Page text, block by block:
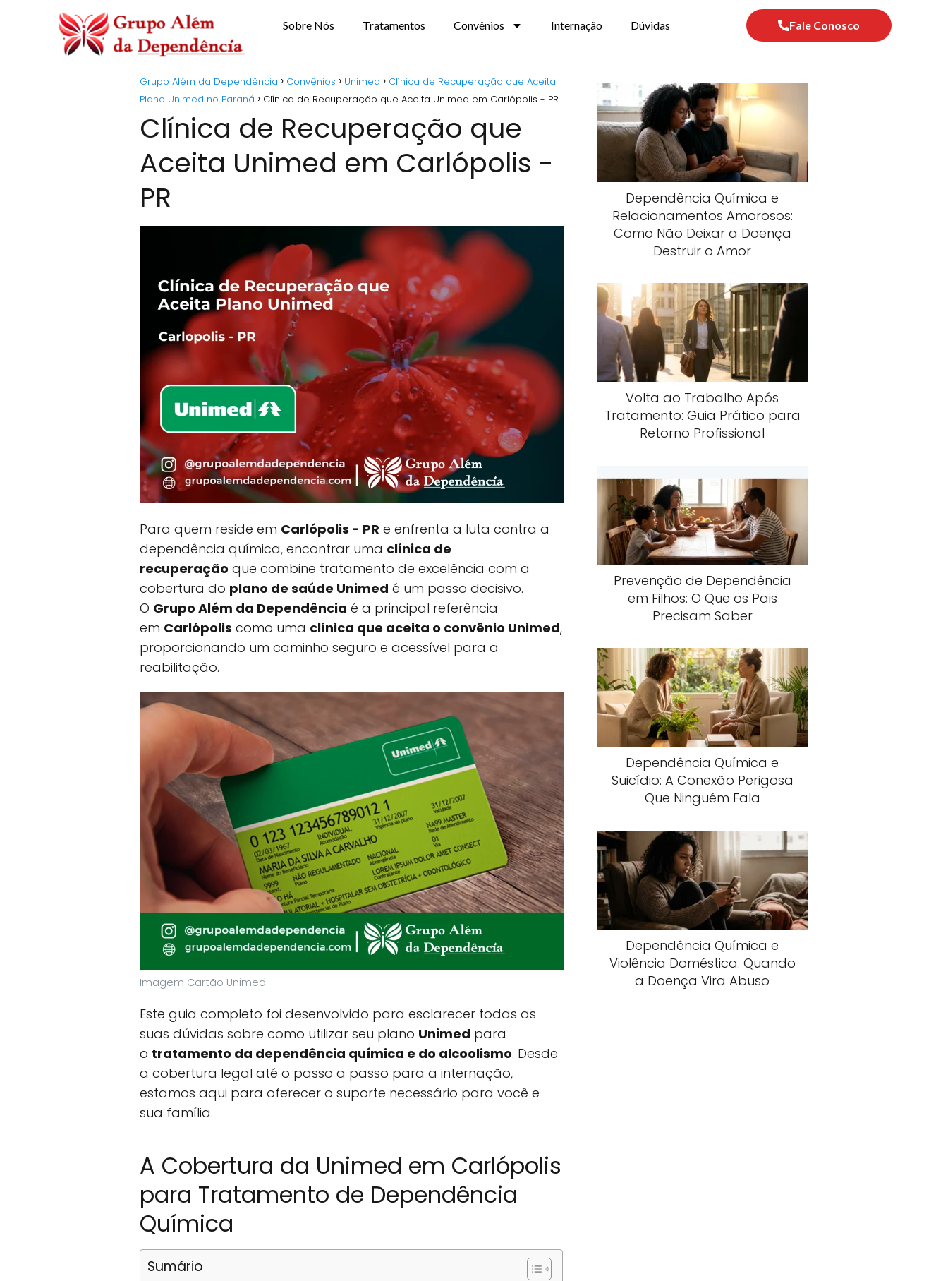
Sobre Nós Tratamentos Convênios Internação Dúvidas Fale Conosco
Grupo Além da Dependência Convênios Unimed
Clínica de Recuperação que Aceita
Plano Unimed no Paraná
Clínica de Recuperação que Aceita Unimed em Carlópolis - PR
Clínica de Recuperação que
Aceita Unimed em Carlópolis -
PR
Para quem reside em Carlópolis - PR e enfrenta a luta contra a
dependência química, encontrar uma clínica de
recuperação que combine tratamento de excelência com a
cobertura do plano de saúde Unimed é um passo decisivo.
O Grupo Além da Dependência é a principal referência
em Carlópolis como uma clínica que aceita o convênio Unimed,
proporcionando um caminho seguro e acessível para a
reabilitação.
Imagem Cartão Unimed
Este guia completo foi desenvolvido para esclarecer todas as
suas dúvidas sobre como utilizar seu plano Unimed para
o tratamento da dependência química e do alcoolismo. Desde
a cobertura legal até o passo a passo para a internação,
estamos aqui para oferecer o suporte necessário para você e
sua família.
A Cobertura da Unimed em Carlópolis
para Tratamento de Dependência
Química
Sumário
Dependência Química e
Relacionamentos Amorosos:
Como Não Deixar a Doença
Destruir o Amor
Volta ao Trabalho Após
Tratamento: Guia Prático para
Retorno Profissional
Prevenção de Dependência
em Filhos: O Que os Pais
Precisam Saber
Dependência Química e
Suicídio: A Conexão Perigosa
Que Ninguém Fala
Dependência Química e
Violência Doméstica: Quando
a Doença Vira Abuso